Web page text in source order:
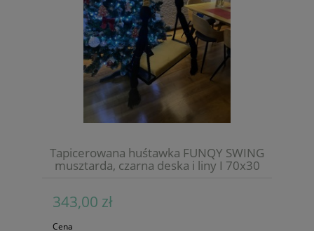
Tapicerowana huśtawka FUNQY SWING
musztarda, czarna deska i liny I 70x30
343,00 zł
Cena